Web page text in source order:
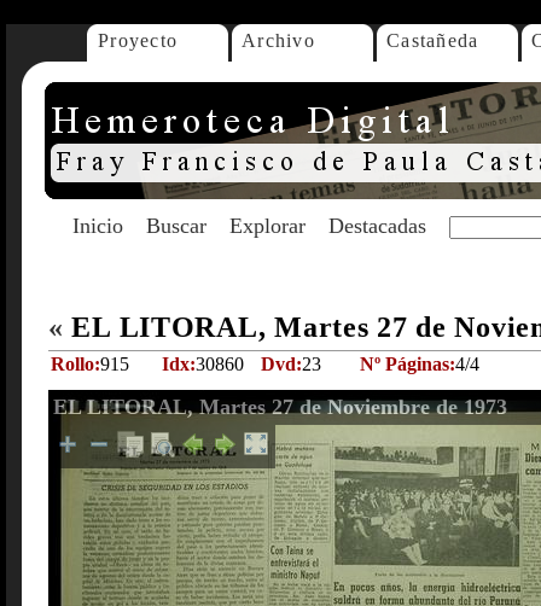
Proyecto Archivo Castañeda
Inicio Buscar Explorar Destacadas
« EL LITORAL, Martes 27 de
Rollo:915 Idx:30860 Dvd:23 Nº Páginas:4/4
EL LITORAL, Martes 27 de Noviembre de 1973